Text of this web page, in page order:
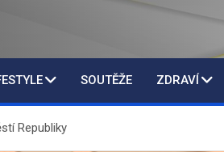
SOUTĚŽE ZDRAVÍ
Republiky